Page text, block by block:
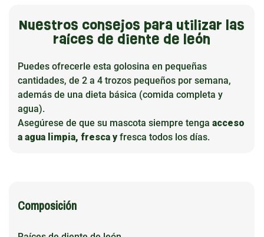
Nuestros consejos para utilizar las
raíces de diente de león
Puedes ofrecerle esta golosina en pequeñas
cantidades, de 2 a 4 trozos pequeños por semana,
además de una dieta básica (comida completa y
agua).
Asegúrese de que su mascota siempre tenga acceso
a agua limpia, fresca yfresca todos los días.
Composición